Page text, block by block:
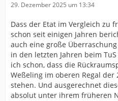
29. Dezember 2025 um 13:34
Dass der Etat im Vergleich zu
schon seit einigen Jahren
auch eine große
in den letzten Jahren beim
ich schon, dass die
Weßeling im oberen Regal der
stehen. Und ausgerechnet
absolut unter ihrem früheren